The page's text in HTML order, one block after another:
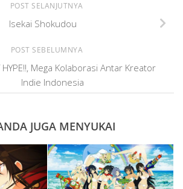
POST SELANJUTNYA
Isekai Shokudou
POST SEBELUMNYA
Mega Kolaborasi Antar Kreator
Indie Indonesia
JUGA MENYUKAI